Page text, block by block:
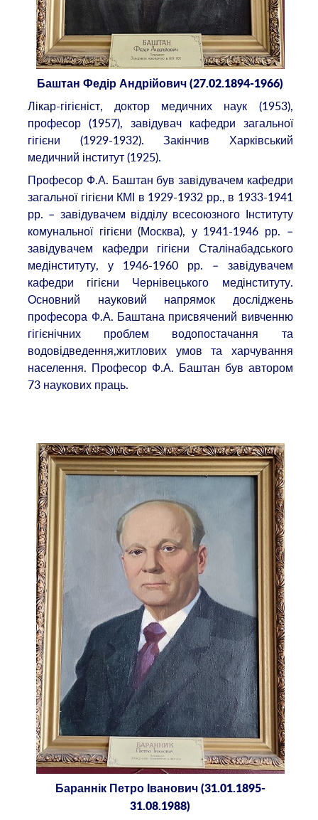
Баштан Федір Андрійович (27.02.1894-1966)
Лікар-гігієніст, доктор медичних наук (1953),
професор (1957), завідувач кафедри загальної
гігієни (1929-1932). Закінчив Харківський
медичний інститут (1925).
Професор Ф.А. Баштан був завідувачем кафедри
загальної гігієни КМІ в 1929-1932 рр., в 1933-1941
рр. – завідувачем відділу всесоюзного Інституту
комунальної гігієни (Москва), у 1941-1946 рр. –
завідувачем кафедри гігієни Сталінабадського
медінституту, у 1946-1960 рр. – завідувачем
кафедри гігієни Чернівецького медінституту.
Основний науковий напрямок досліджень
професора Ф.А. Баштана присвячений вивченню
гігієнічних проблем водопостачання та
водовідведення,житлових умов та харчування
населення. Професор Ф.А. Баштан був автором
73 наукових праць.
Бараннік Петро Іванович (31.01.1895-
31.08.1988)